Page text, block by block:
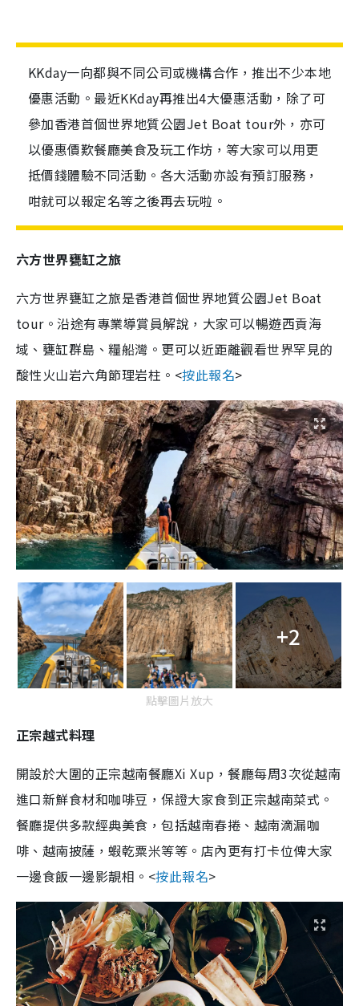
KKday一向都與不同公司或機構合作，推出不少本地
優惠活動。最近KKday再推出4大優惠活動，除了可
參加香港首個世界地質公園Jet Boat tour外，亦可
以優惠價歎餐廳美食及玩工作坊，等大家可以用更
抵價錢體驗不同活動。各大活動亦設有預訂服務，
咁就可以報定名等之後再去玩啦。
六方世界甕缸之旅
六方世界甕缸之旅是香港首個世界地質公園Jet Boat
tour。沿途有專業導賞員解說，大家可以暢遊西貢海
域、甕缸群島、糧船灣。更可以近距離觀看世界罕見的
酸性火山岩六角節理岩柱。<按此報名>
+2
點擊圖片放大
正宗越式料理
開設於大圍的正宗越南餐廳Xi Xup，餐廳每周3次從越南
進口新鮮食材和咖啡豆，保證大家食到正宗越南菜式。
餐廳提供多款經典美食，包括越南春捲、越南滴漏咖
啡、越南披薩，蝦乾粟米等等。店內更有打卡位俾大家
一邊食飯一邊影靚相。<按此報名>